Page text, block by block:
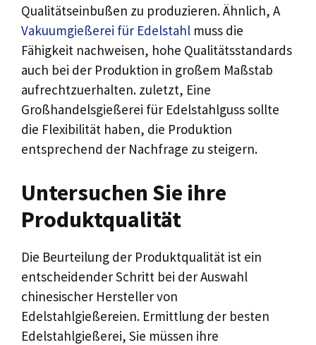
Qualitätseinbußen zu produzieren. Ähnlich, A
Vakuumgießerei für Edelstahl muss die
Fähigkeit nachweisen, hohe Qualitätsstandards
auch bei der Produktion in großem Maßstab
aufrechtzuerhalten. zuletzt, Eine
Großhandelsgießerei für Edelstahlguss sollte
die Flexibilität haben, die Produktion
entsprechend der Nachfrage zu steigern.
Untersuchen Sie ihre
Produktqualität
Die Beurteilung der Produktqualität ist ein
entscheidender Schritt bei der Auswahl
chinesischer Hersteller von
Edelstahlgießereien. Ermittlung der besten
Edelstahlgießerei, Sie müssen ihre